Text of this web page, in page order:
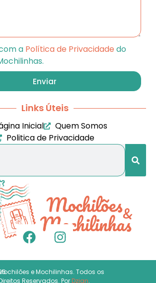
a Política de Privacidade do
Enviar
Links Úteis
Inicial
Quem Somos
Politica de Privacidade
e Mochilinhas. Todos os
Reservados. PorDzign.